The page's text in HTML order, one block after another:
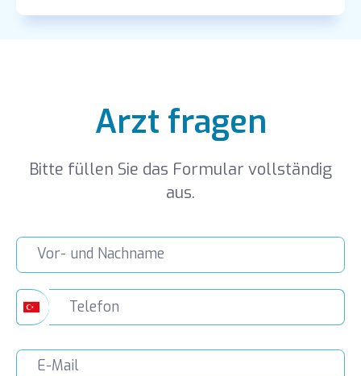
Arzt fragen
Bitte füllen Sie das Formular vollständig
aus.